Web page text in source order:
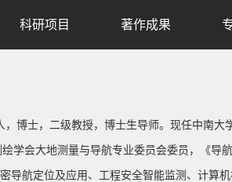
科研项目 著作成果
博士，二级教授，博士生导师。 现任中南大
学会大地测量与导航专业委员会委员，《导
导航定位及应用、工程安全智能监测、计算